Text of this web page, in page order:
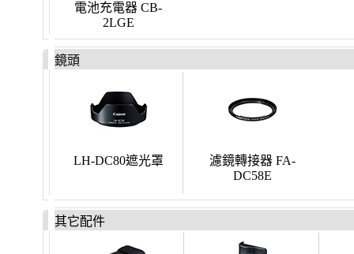
電池充電器 CB-
2LGE
鏡頭
LH-DC80遮光罩
濾鏡轉接器 FA-
DC58E
其它配件